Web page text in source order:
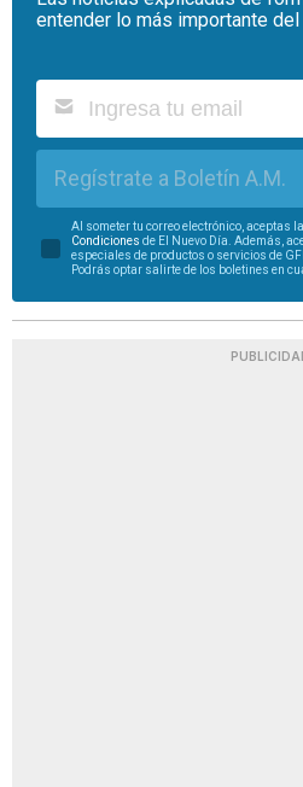
entender lo más importante del
Regístrate a Boletín A.M.
Al someter tu correo electrónico, aceptas la
Condiciones de El Nuevo Día. Además,
especiales de productos o servicios de
Podrás optar salirte de los boletines en